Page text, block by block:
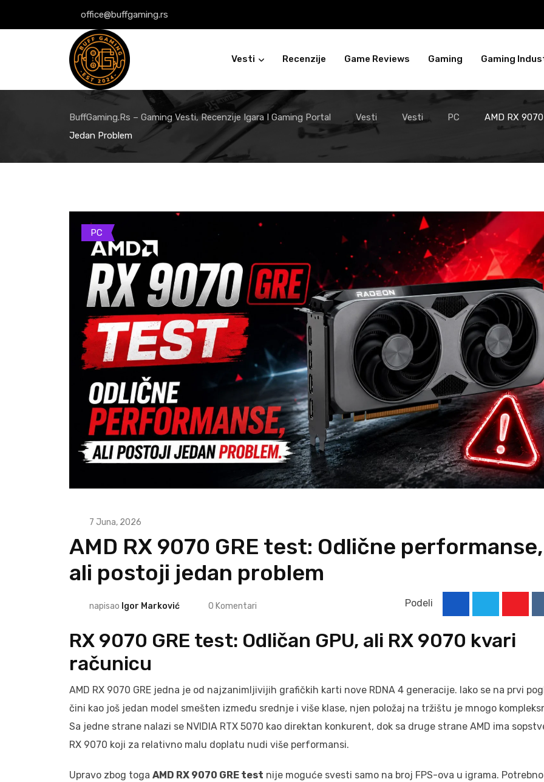
to
office@buffgaming.rs
Vesti Recenzije Game Reviews Gaming Gaming
BuffGaming.rs – Gaming Vesti, Recenzije Igara I Gaming Portal Vesti Vesti PC
AMD RX
Jedan Problem
PC
7 Juna, 2026
AMD RX 9070 GRE test: Odlične performanse,
ali postoji jedan problem
napisao Igor Marković 0 Komentari Podeli
RX 9070 GRE test: Odličan GPU, ali RX 9070 kvari
računicu
AMD RX 9070 GRE jedna je od najzanimljivijih grafičkih karti nove RDNA 4 generacije. Iako se na prvi
čini kao još jedan model smešten između srednje i više klase, njen položaj na tržištu je mnogo
Sa jedne strane nalazi se NVIDIA RTX 5070 kao direktan konkurent, dok sa druge strane AMD ima
RX 9070 koji za relativno malu doplatu nudi više performansi.
Upravo zbog toga AMD RX 9070 GRE test nije moguće svesti samo na broj FPS-ova u igrama.